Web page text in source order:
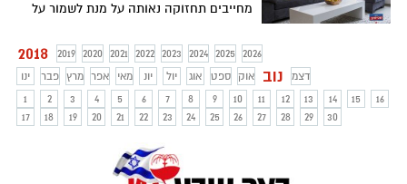
מחייבים תחזוקה נאותה על מנת לשמור על
ומרמת היגיינה וניקיון גבוהה. ריפודים מבד
נוטים לצבור אבק, לכלוך וכתמים ולאבד
מחיותם לאורך הזמן.
2018 2019 2020 2021 2022 2023 2024 2025
2026
ינו
פבר מרץ אפר מאי יונ יול אוג ספט אוק נוב
דצמ
1
2 3 4 5 6 7 8 9 10 11 12 13 14 15
16
17
18 19 20 21 22 23 24 25 26 27 28 29 30